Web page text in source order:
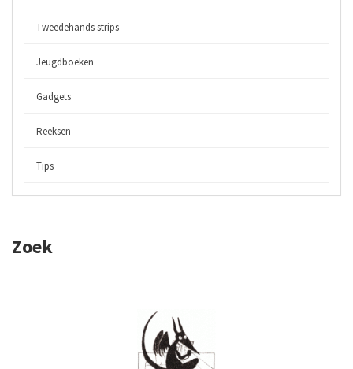
Tweedehands strips
Jeugdboeken
Gadgets
Reeksen
Tips
Zoek